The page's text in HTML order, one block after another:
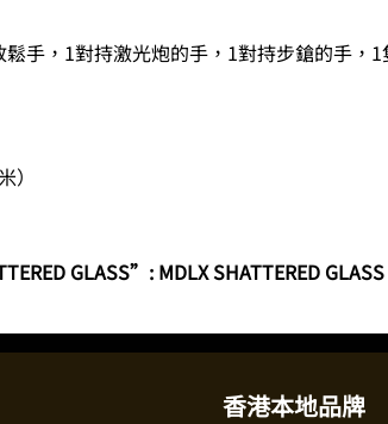
手，1對持激光炮的手，1對持步鎗的手
GLASS”: MDLX SHATTERED
香港本地品牌